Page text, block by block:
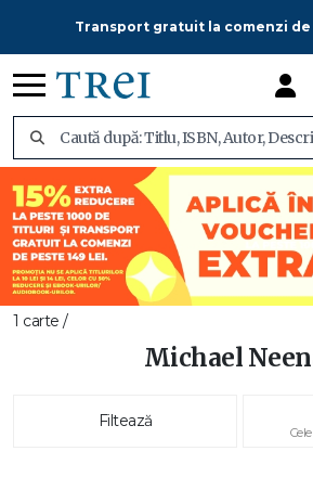
Transport gratuit la comenzi de
1 carte /
Michael
Filtează